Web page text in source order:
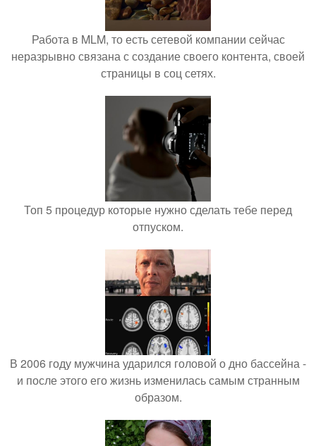
Работа в MLM, то есть сетевой компании сейчас
неразрывно связана с создание своего контента, своей
страницы в соц сетях.
Топ 5 процедур которые нужно сделать тебе перед
отпуском.
В 2006 году мужчина ударился головой о дно бассейна -
и после этого его жизнь изменилась самым странным
образом.